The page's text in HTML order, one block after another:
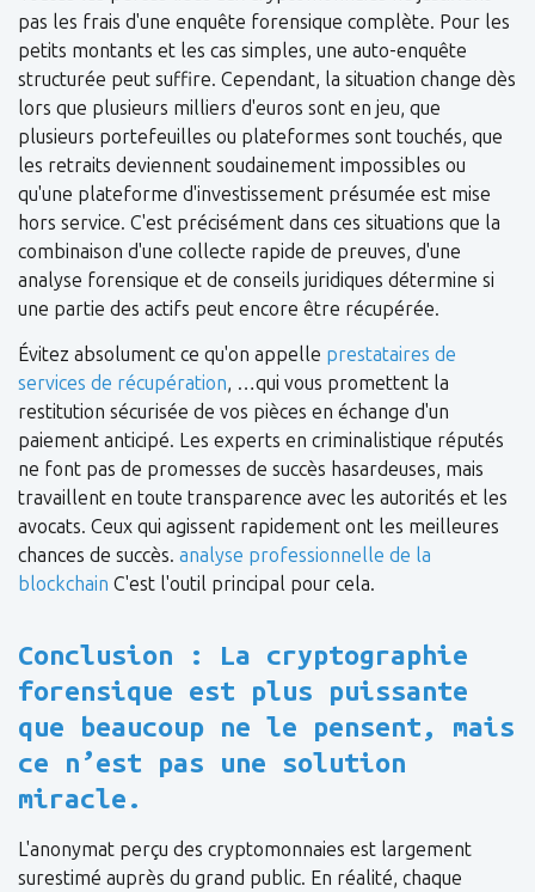
pas les frais d'une enquête forensique complète. Pour les
petits montants et les cas simples, une auto-enquête
structurée peut suffire. Cependant, la situation change dès
lors que plusieurs milliers d'euros sont en jeu, que
plusieurs portefeuilles ou plateformes sont touchés, que
les retraits deviennent soudainement impossibles ou
qu'une plateforme d'investissement présumée est mise
hors service. C'est précisément dans ces situations que la
combinaison d'une collecte rapide de preuves, d'une
analyse forensique et de conseils juridiques détermine si
une partie des actifs peut encore être récupérée.
Évitez absolument ce qu'on appelle prestataires de
services de récupération, …qui vous promettent la
restitution sécurisée de vos pièces en échange d'un
paiement anticipé. Les experts en criminalistique réputés
ne font pas de promesses de succès hasardeuses, mais
travaillent en toute transparence avec les autorités et les
avocats. Ceux qui agissent rapidement ont les meilleures
chances de succès. analyse professionnelle de la
blockchain C'est l'outil principal pour cela.
Conclusion : La cryptographie
forensique est plus puissante
que beaucoup ne le pensent, mais
ce n’est pas une solution
miracle.
L'anonymat perçu des cryptomonnaies est largement
surestimé auprès du grand public. En réalité, chaque